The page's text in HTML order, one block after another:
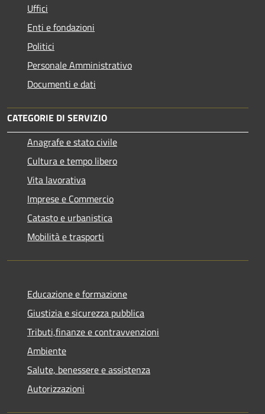
Uffici
Enti e fondazioni
Politici
Personale Amministrativo
Documenti e dati
CATEGORIE DI SERVIZIO
Anagrafe e stato civile
Cultura e tempo libero
Vita lavorativa
Imprese e Commercio
Catasto e urbanistica
Mobilità e trasporti
Educazione e formazione
Giustizia e sicurezza pubblica
Tributi,finanze e contravvenzioni
Ambiente
Salute, benessere e assistenza
Autorizzazioni